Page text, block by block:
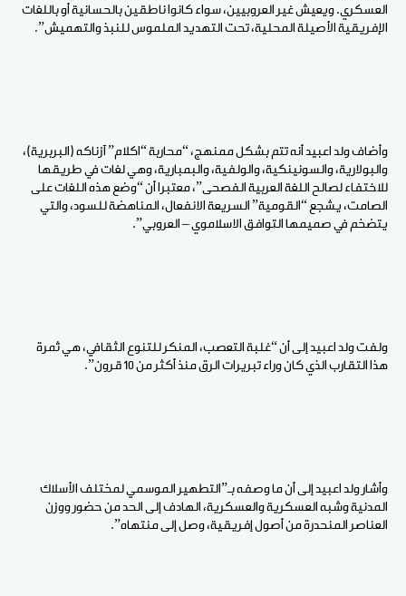
العسكري. ويعيش غير العروبيين، سواء كانوا ناطقين بالحسانية أو باللغات
الإفريقية الأصيلة المحلية، تحت التهديد الملموس للنبذ والتهميش”.
وأضاف ولد اعبيد أنه تتم بشكل ممنهج، “محاربة “اكلام” آزناكه (البربرية)،
والبولارية، والسونينكية، والولفية، والبمبارية، وهي لغات في طريقها
للاختفاء لصالح اللغة العربية الفصحى”، معتبرا أن “وضع هذه اللغات على
الصامت، يشجع “القومية” السريعة الانفعال، المناهضة للسود، والتي
يتضخم في صميمها التوافق الاسلاموي – العروبي”.
ولفت ولد اعبيد إلى أن “غلبة التعصب، المنكر للتنوع الثقافي، هي ثمرة
هذا التقارب الذي كان وراء تبريرات الرق منذ أكثر من 10 قرون”.
وأشار ولد اعبيد إلى أن ما وصفه بـ”التطهير الموسمي لمختلف الأسلاك
المدنية وشبه العسكرية والعسكرية، الهادف إلى الحد من حضور ووزن
العناصر المنحدرة من أصول إفريقية، وصل إلى منتهاه”.